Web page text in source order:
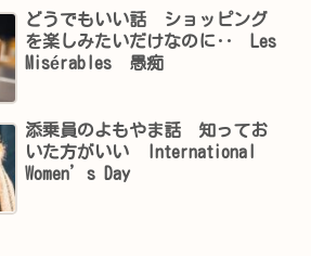
どうでもいい話 ショッピング
を楽しみたいだけなのに‥ Les
Misérables 愚痴
添乗員のよもやま話 知ってお
いた方がいい International
Women’s Day